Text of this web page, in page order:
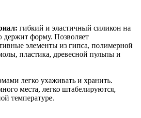
гибкий и эластичный силикон на
держит форму. Позволяет
элементы из гипса, полимерной
пластика, древесной пульпы и
легко ухаживать и хранить.
места, легко штабелируются,
температуре.